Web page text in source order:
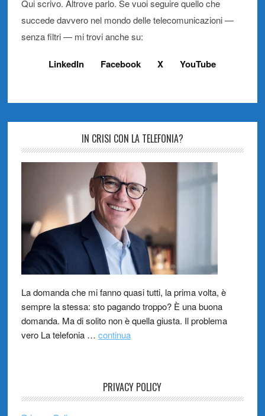
Qui scrivo. Altrove parlo. Se vuoi seguire quello che
succede davvero nel mondo delle telecomunicazioni —
senza filtri — mi trovi anche su:
LinkedIn Facebook X YouTube
IN CRISI CON LA TELEFONIA?
La domanda che mi fanno quasi tutti, la prima volta, è
sempre la stessa: sto pagando troppo? È una buona
domanda. Ma di solito non è quella giusta. Il problema
vero La telefonia … continua
PRIVACY POLICY